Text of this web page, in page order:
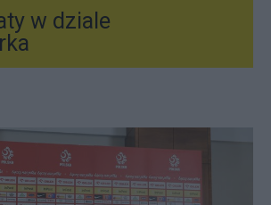
w dziale